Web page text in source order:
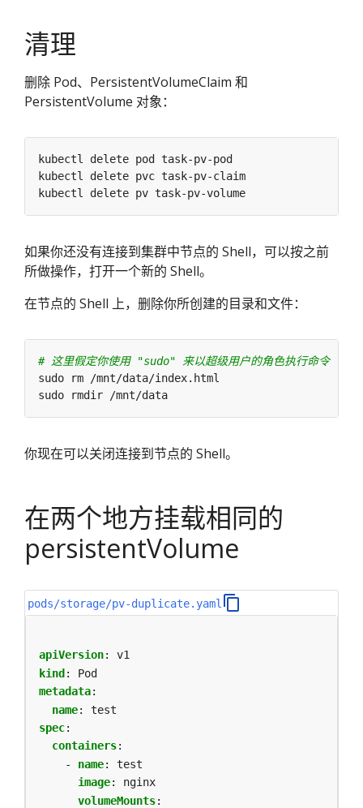
清理
删除 Pod、PersistentVolumeClaim 和
PersistentVolume 对象：
如果你还没有连接到集群中节点的 Shell，可以按之前
所做操作，打开一个新的 Shell。
在节点的 Shell 上，删除你所创建的目录和文件：
# 这里假定你使用 "sudo" 来以超级用户的角色执行命令
你现在可以关闭连接到节点的 Shell。
在两个地方挂载相同的
persistentVolume
pods/storage/pv-duplicate.yaml
apiVersion:
v1
kind :
Pod
metadata:
name:
test
spec:
containers:
- name:
test
image:
nginx
volumeMounts: